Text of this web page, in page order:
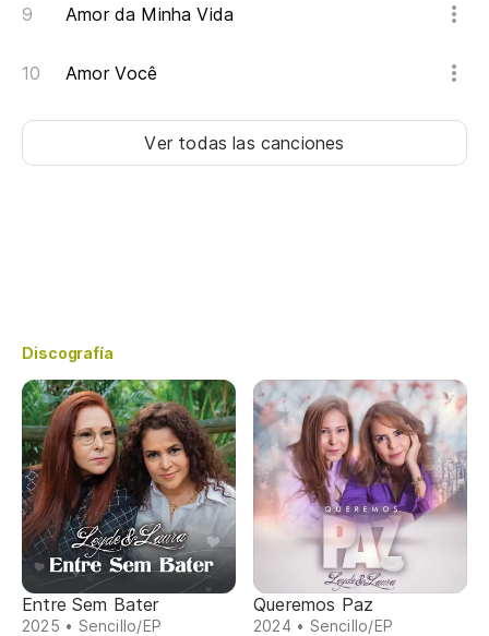
Amor da Minha Vida
Amor Você
Ver todas las canciones
Discografía
Entre Sem Bater
2025 • Sencillo/EP
Queremos Paz
2024 • Sencillo/EP